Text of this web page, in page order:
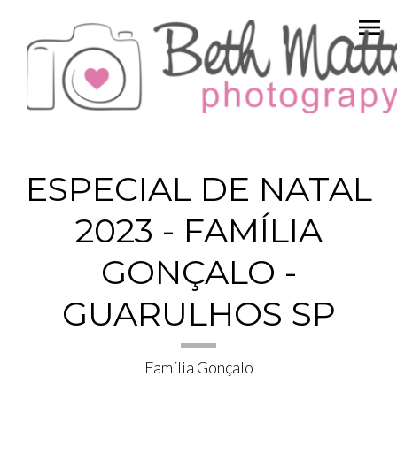
menu
ESPECIAL DE NATAL
2023 - FAMÍLIA
GONÇALO -
GUARULHOS SP
Família Gonçalo